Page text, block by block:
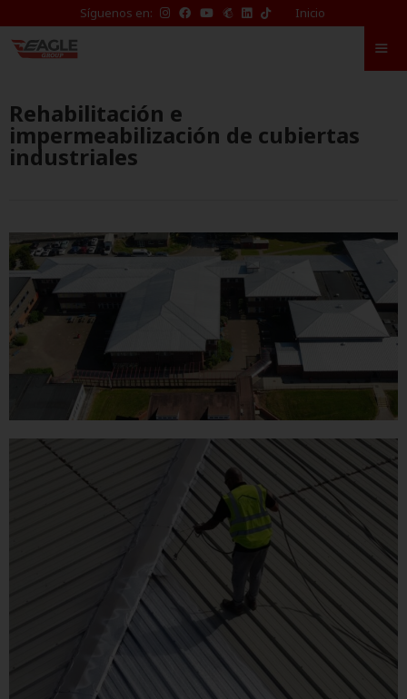
Síguenos en:
TikTok
de
Inicio
Rehabilitación e
impermeabilización de cubiertas
industriales